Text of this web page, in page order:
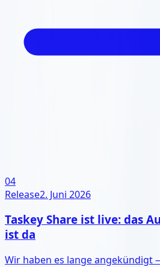
04
Release2. Juni 2026
Taskey Share ist live: das
ist da
Wir haben es lange angekündigt